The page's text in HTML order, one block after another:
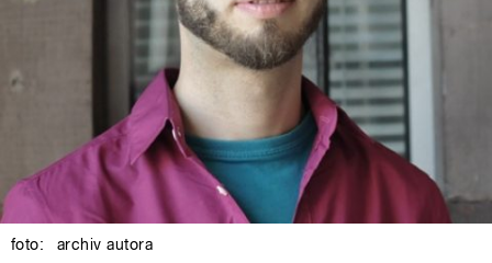
foto: archiv autora